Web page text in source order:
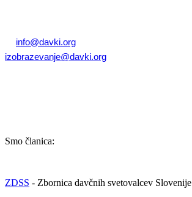
info@davki.org
izobrazevanje@davki.org
Smo članica:
ZDSS - Zbornica davčnih svetovalcev Slovenije